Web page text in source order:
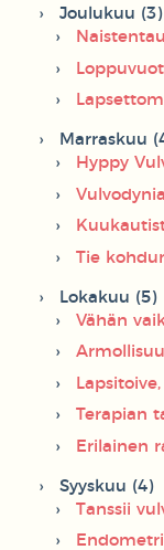
Joulukuu (3)
Marraskuu
Hyppy
Tie
Lokakuu (5)
Vähän
Terapian
Erilainen
Syyskuu (4)
Tanssii